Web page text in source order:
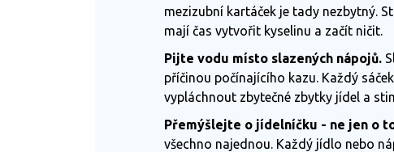
mezizubní kartáček je tady nezbytný.
mají čas vytvořit kyselinu a začít ničit.
Pijte vodu místo slazených nápojů.
příčinou počínajícího kazu. Každý
vypláchnout zbytečné zbytky jídel a
Přemýšlejte o jídelníčku - ne jen o
všechno najednou. Každý jídlo nebo